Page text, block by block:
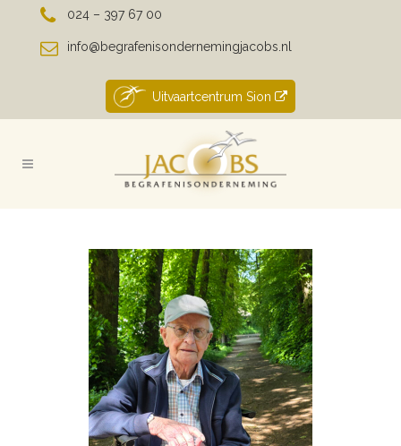
024 – 397 67 00
info@begrafenisondernemingjacobs.nl
Uitvaartcentrum Sion